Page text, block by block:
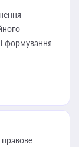
формування